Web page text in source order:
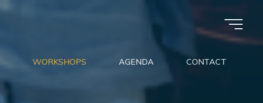
WORKSHOPS AGENDA CONTACT